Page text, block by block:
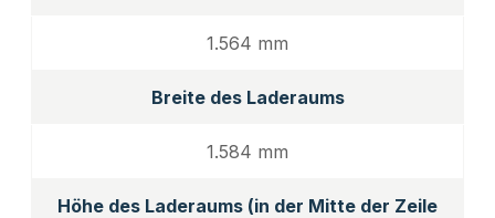
1.564 mm
Breite des Laderaums
1.584 mm
Höhe des Laderaums (in der Mitte der Zeile